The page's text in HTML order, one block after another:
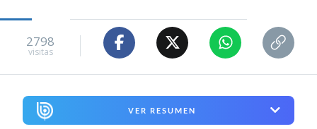
2798
visitas
VER RESUMEN